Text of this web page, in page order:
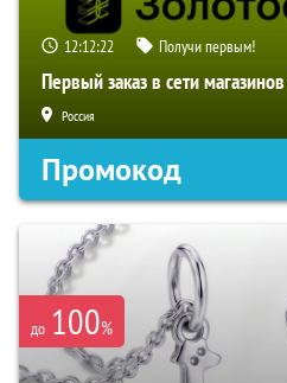
12:12:21 Получи первым!
Первый заказ в сети
Россия
Промокод
до 100%